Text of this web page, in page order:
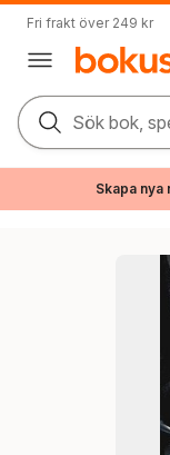
Fri frakt över 249 kr
Sök bok,
Skapa